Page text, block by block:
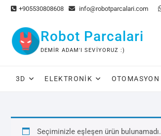
Skip
content
+905530808608 info@robotparcalari.com
Robot Parcalari
DEMIR ADAM'I SEVIYORUZ :)
3D ELEKTRONIK OTOMASYON
Seçiminizle eşleşen ürün bulunamadı.